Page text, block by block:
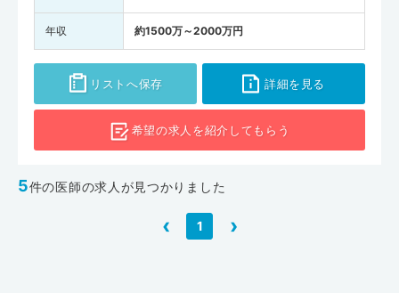
年収 約1500万～2000万円
リストへ保存 詳細を見る
希望の求人を紹介してもらう
5件の医師の求人が見つかりました
‹ 1 ›